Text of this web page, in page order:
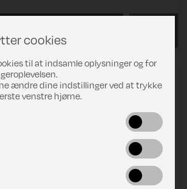
pumpe "Bi-Comet"
cookies
til at indsamle oplysninger og for
ændre dine indstillinger ved at trykke
venstre hjørne.